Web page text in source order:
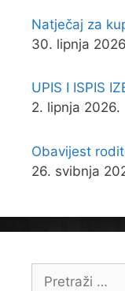
Natječaj za
30. lipnja
UPIS I ISPIS
2. lipnja 2026.
Obavijest
26. svibnja